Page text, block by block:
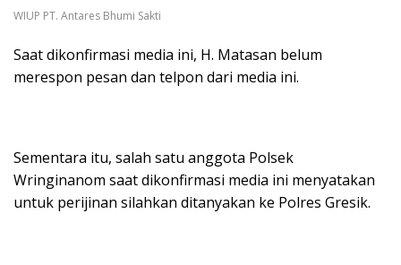
WIUP PT. Antares Bhumi Sakti
Saat dikonfirmasi media ini, H. Matasan belum
merespon pesan dan telpon dari media ini.
Sementara itu, salah satu anggota Polsek
Wringinanom saat dikonfirmasi media ini menyatakan
untuk perijinan silahkan ditanyakan ke Polres Gresik.